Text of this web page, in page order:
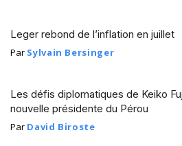
Leger rebond de l’inflation en juillet
Par Sylvain Bersinger
Les défis diplomatiques de Keiko
nouvelle présidente du Pérou
Par David Biroste